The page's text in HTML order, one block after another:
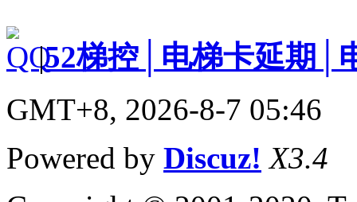
|52梯控│电梯卡延期│
GMT+8, 2026-8-7 05:46
Powered by Discuz! X3.4